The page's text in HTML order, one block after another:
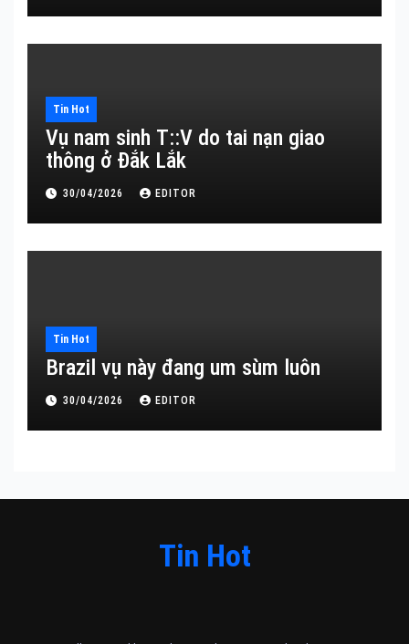
Tin Hot
Vụ nam sinh T::V do tai nạn giao
thông ở Đắk Lắk
30/04/2026 EDITOR
Tin Hot
Brazil vụ này đang um sùm luôn
30/04/2026 EDITOR
Tin Hot